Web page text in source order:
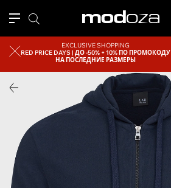
EXCLUSIVE SHOPPING
RED PRICE DAYS |ДО -50% + 10% ПО ПРОМОКОДУ
НА ПОСЛЕДНИЕ РАЗМЕРЫ